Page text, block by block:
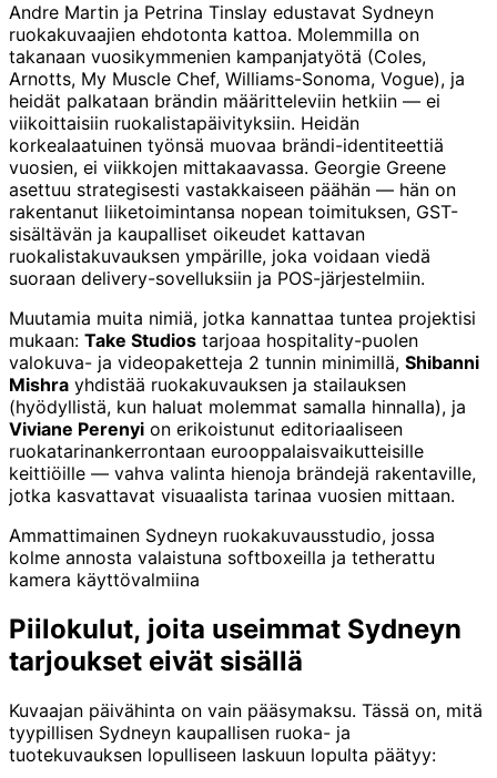
Andre Martin ja Petrina Tinslay edustavat Sydneyn
ruokakuvaajien ehdotonta kattoa. Molemmilla on
takanaan vuosikymmenien kampanjatyötä (Coles,
Arnotts, My Muscle Chef, Williams-Sonoma, Vogue), ja
heidät palkataan brändin määritteleviin hetkiin — ei
viikoittaisiin ruokalistapäivityksiin. Heidän
korkealaatuinen työnsä muovaa brändi-identiteettiä
vuosien, ei viikkojen mittakaavassa. Georgie Greene
asettuu strategisesti vastakkaiseen päähän — hän on
rakentanut liiketoimintansa nopean toimituksen, GST-
sisältävän ja kaupalliset oikeudet kattavan
ruokalistakuvauksen ympärille, joka voidaan viedä
suoraan delivery-sovelluksiin ja POS-järjestelmiin.
Muutamia muita nimiä, jotka kannattaa tuntea projektisi
mukaan: Take Studios tarjoaa hospitality-puolen
valokuva- ja video­paketteja 2 tunnin minimillä, Shibanni
Mishra yhdistää ruokakuvauksen ja stailauksen
(hyödyllistä, kun haluat molemmat samalla hinnalla), ja
Viviane Perenyi on erikoistunut editoriaaliseen
ruokatarinankerrontaan eurooppalaisvaikutteisille
keittiöille — vahva valinta hienoja brändejä rakentaville,
jotka kasvattavat visuaalista tarinaa vuosien mittaan.
Ammattimainen Sydneyn ruokakuvausstudio, jossa
kolme annosta valaistuna softboxeilla ja tetherattu
kamera käyttövalmiina
Piilokulut, joita useimmat Sydneyn
tarjoukset eivät sisällä
Kuvaajan päivähinta on vain pääsymaksu. Tässä on, mitä
tyypillisen Sydneyn kaupallisen ruoka- ja
tuotekuvauksen lopulliseen laskuun lopulta päätyy: